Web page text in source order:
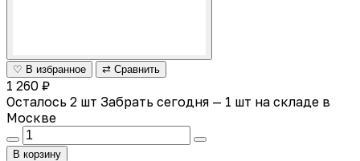
♡ В избранное ⇄ Сравнить
1 260 ₽
Осталось 2 шт Забрать сегодня — 1 шт на складе в
Москве
В корзину